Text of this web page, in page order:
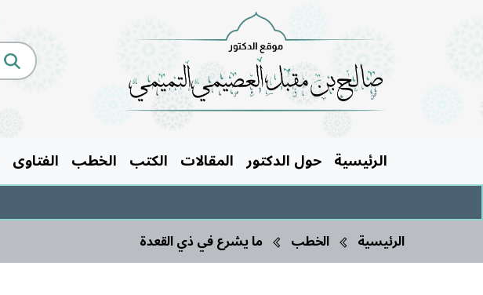
الرئيسية حول الدكتور المقالات الكتب الخطب الفتاوى
الرئيسية الخطب ما يشرع في ذي القعدة